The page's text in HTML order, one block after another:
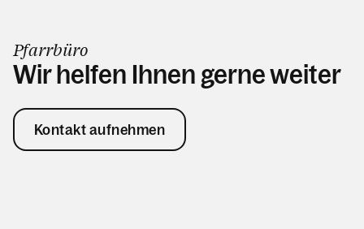
Kontakt
Pfarrbüro
Wir helfen Ihnen gerne weiter
Kontakt aufnehmen